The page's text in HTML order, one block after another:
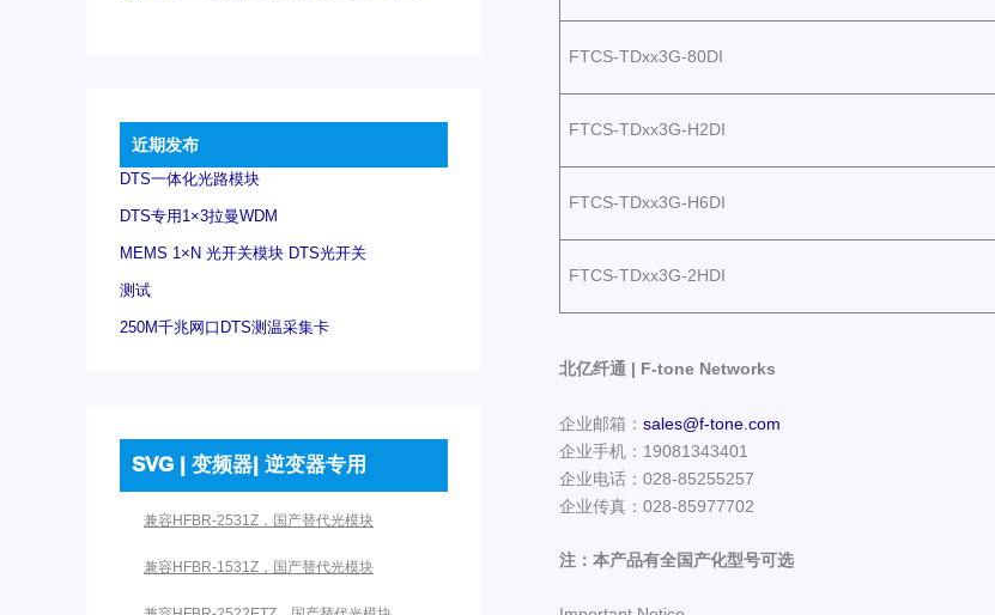
近期发布
DTS一体化光路模块
DTS专用1×3拉曼WDM
MEMS 1×N 光开关模块 DTS光开关
测试
250M千兆网口DTS测温采集卡
SVG | 变频器| 逆变器专用
兼容HFBR-2531Z，国产替代光模块
兼容HFBR-1531Z，国产替代光模块
FTCS-TDxx3G-80DI
FTCS-TDxx3G-H2DI
FTCS-TDxx3G-H6DI
FTCS-TDxx3G-2HDI
北亿纤通 | F-tone Networks
企业邮箱： sales@f-tone.com
企业手机：19081343401
企业电话：028-85255257
企业传真：028-85977702
注：本产品有全国产化型号可选